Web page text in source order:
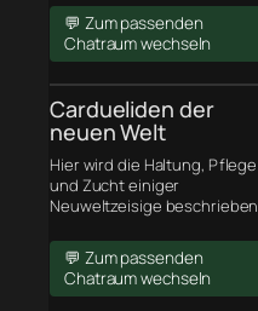
💬 Zum passenden
Chatraum wechseln
Cardueliden der
neuen Welt
Hier wird die Haltung, Pflege
und Zucht einiger
Neuweltzeisige beschrieben
💬 Zum passenden
Chatraum wechseln